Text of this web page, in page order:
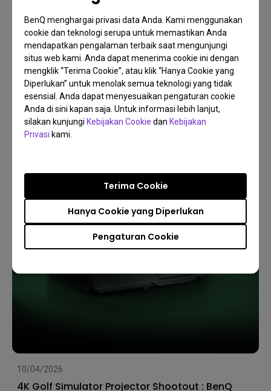
BenQ menghargai privasi data Anda. Kami menggunakan
cookie dan teknologi serupa untuk memastikan Anda
mendapatkan pengalaman terbaik saat mengunjungi
situs web kami. Anda dapat menerima cookie ini dengan
mengklik “Terima Cookie”, atau klik “Hanya Cookie yang
Diperlukan” untuk menolak semua teknologi yang tidak
esensial. Anda dapat menyesuaikan pengaturan cookie
Anda di sini kapan saja. Untuk informasi lebih lanjut,
silakan kunjungi Kebijakan Cookie dan Kebijakan
Privasi kami.
Pengaturan Cookie
Hanya Cookie yang Diperlukan
Terima Cookie
14/04/2026
Ciptakan Golf Sanctuary Pribadi Anda: Simulasi
Lebih Pintar dengan Dongle HDMI Wireless BenQ
QP30
Golf Simulator Setup Golf Simulator Theater
10/04/2026
4K Golf Simulator Projector Shootout : BenQ